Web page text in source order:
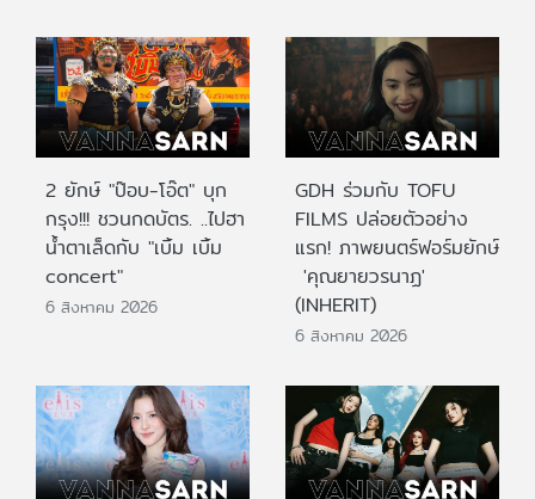
2 ยักษ์ "ป๊อบ-โอ๊ต" บุก
กรุง!!! ชวนกดบัตร. ..ไปฮา
น้ำตาเล็ดกับ "เบิ้ม เบิ้ม
concert"
6 สิงหาคม 2026
GDH ร่วมกับ TOFU
FILMS ปล่อยตัวอย่าง
แรก! ภาพยนตร์ฟอร์มยักษ์
'คุณยายวรนาฏ'
(INHERIT)
6 สิงหาคม 2026